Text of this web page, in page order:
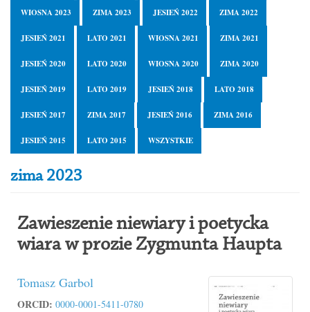
WIOSNA 2023 ZIMA 2023 JESIEŃ 2022 ZIMA 2022
JESIEŃ 2021 LATO 2021 WIOSNA 2021 ZIMA 2021
JESIEŃ 2020 LATO 2020 WIOSNA 2020 ZIMA 2020
JESIEŃ 2019 LATO 2019 JESIEŃ 2018 LATO 2018
JESIEŃ 2017 ZIMA 2017 JESIEŃ 2016 ZIMA 2016
JESIEŃ 2015 LATO 2015 WSZYSTKIE
zima 2023
Zawieszenie niewiary i poetycka
wiara w prozie Zygmunta Haupta
Tomasz Garbol
ORCID: 0000-0001-5411-0780